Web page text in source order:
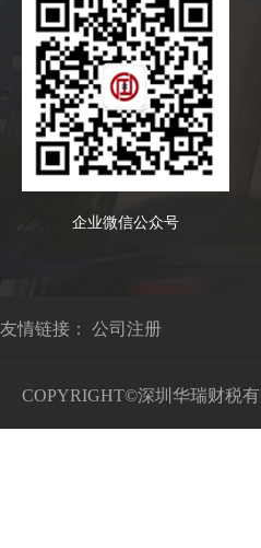
企业微信公众号
友情链接： 公司注册
COPYRIGHT©深圳华瑞财税有